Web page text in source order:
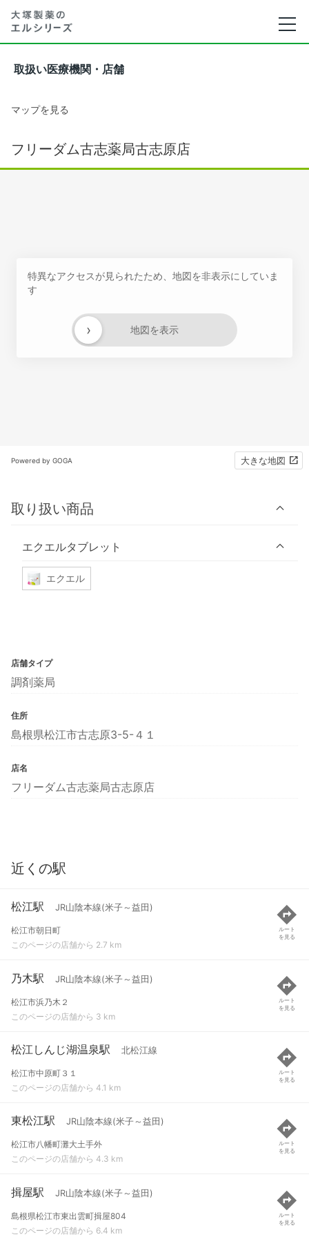
取扱い医療機関・店舗
マップを見る
フリーダム古志薬局古志原店
特異なアクセスが見られたため、地図を非表示にしていま
す
地図を表示
›
Powered by GOGA 大きな地図
取り扱い商品
エクエルタブレット
エクエル
店舗タイプ
調剤薬局
住所
島根県松江市古志原3-5-４１
店名
フリーダム古志薬局古志原店
近くの駅
松江駅 JR山陰本線(米子～益田)
松江市朝日町
このページの店舗から 2.7 km
ルート
を見る
乃木駅 JR山陰本線(米子～益田)
松江市浜乃木２
このページの店舗から 3 km
ルート
を見る
松江しんじ湖温泉駅 北松江線
松江市中原町３１
このページの店舗から 4.1 km
ルート
を見る
東松江駅 JR山陰本線(米子～益田)
松江市八幡町灘大土手外
このページの店舗から 4.3 km
ルート
を見る
揖屋駅 JR山陰本線(米子～益田)
島根県松江市東出雲町揖屋804
このページの店舗から 6.4 km
ルート
を見る